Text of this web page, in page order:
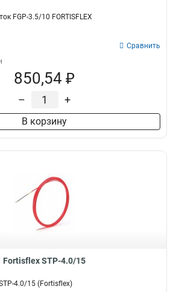
FGP-3.5/10 FORTISFLEX
Сравнить
850,54 ₽
– +
В корзину
Fortisflex STP-4.0/15
4.0/15 (Fortisflex)